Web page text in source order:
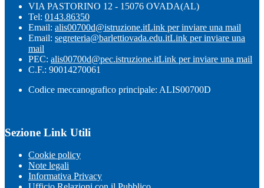
VIA PASTORINO 12 - 15076 OVADA(AL)
Tel: 0143.86350
Email: alis00700d@istruzione.itLink per inviare una mail
Email: segreteria@barlettiovada.edu.itLink per inviare una
mail
PEC: alis00700d@pec.istruzione.itLink per inviare una mail
C.F.: 90014270061
Codice meccanografico principale: ALIS00700D
Sezione Link Utili
Cookie policy
Note legali
Informativa Privacy